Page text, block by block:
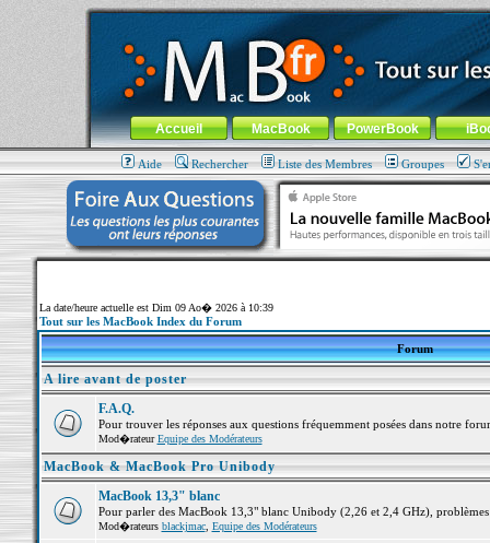
MacBook-fr.com : 100% Apple... 100% nomade !
Aller au contenu-Aller au menu général-Aller au menu de
Menu général
Accueil MacBook PowerBook
Aide Rechercher Liste des Membres Groupes
La date/heure actuelle est Dim 09 Ao� 2026 à 10:39
Tout sur les MacBook Index du Forum
Forum
A lire avant de poster
F.A.Q.
Pour trouver les réponses aux questions fréquemment posées dans notre
Mod�rateurEquipe des Modérateurs
MacBook & MacBook Pro Unibody
MacBook 13,3" blanc
Pour parler des MacBook 13,3" blanc Unibody (2,26 et 2,4 GHz),
Mod�rateurs blackjmac, Equipe des Modérateurs